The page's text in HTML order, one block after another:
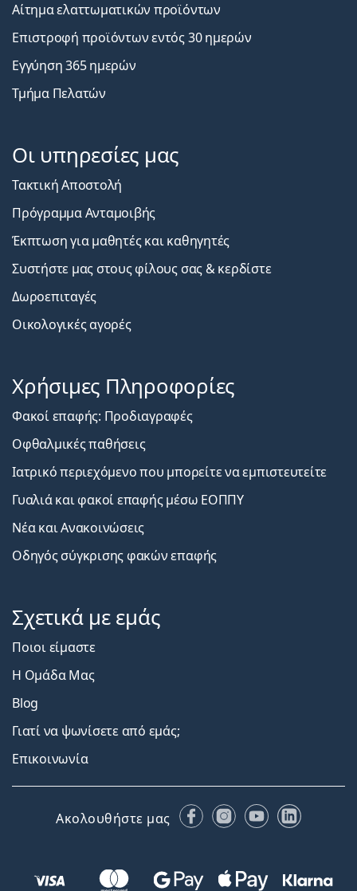
Αίτημα ελαττωματικών προϊόντων
Επιστροφή προϊόντων εντός 30 ημερών
Εγγύηση 365 ημερών
Τμήμα Πελατών
Οι υπηρεσίες μας
Τακτική Αποστολή
Πρόγραμμα Ανταμοιβής
Έκπτωση για μαθητές και καθηγητές
Συστήστε μας στους φίλους σας & κερδίστε
Δωροεπιταγές
Οικολογικές αγορές
Χρήσιμες Πληροφορίες
Φακοί επαφής: Προδιαγραφές
Οφθαλμικές παθήσεις
Ιατρικό περιεχόμενο που μπορείτε να εμπιστευτείτε
Γυαλιά και φακοί επαφής μέσω ΕΟΠΠΥ
Νέα και Ανακοινώσεις
Οδηγός σύγκρισης φακών επαφής
Σχετικά με εμάς
Ποιοι είμαστε
Η Ομάδα Μας
Blog
Γιατί να ψωνίσετε από εμάς;
Επικοινωνία
Ακολουθήστε μας FacebookInstagram
YouTubeLinkedIn